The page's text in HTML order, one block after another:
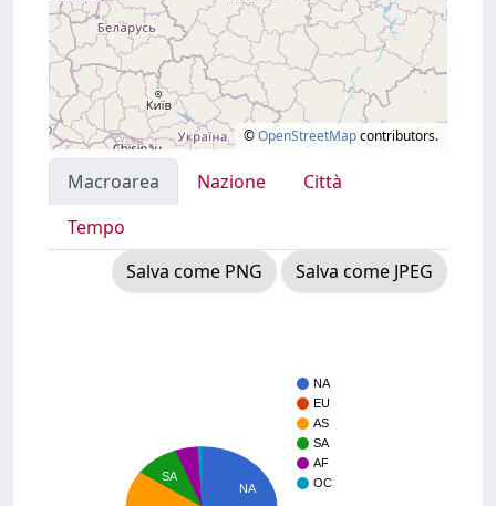
©OpenStreetMapcontributors.
Macroarea Nazione
Città
Tempo
Salva come PNG
Salva come JPEG
NA
EU
AS
SA
AF
OC
NA
SA